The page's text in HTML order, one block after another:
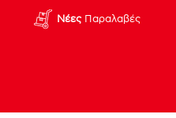
ΝέεςΠαραλαβές